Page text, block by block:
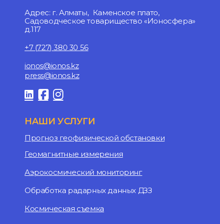
Адрес: г. Алматы, Каменское плато,
Садоводческое товарищество «Ионосфера»
д.117
+7 (727) 380 30 56
ionos@ionos.kz
press@ionos.kz
НАШИ УСЛУГИ
Прогноз геофизической обстановки
Геомагнитные измерения
Аэрокосмический мониторинг
Обработка радарных данных ДЗЗ
Космическая съемка